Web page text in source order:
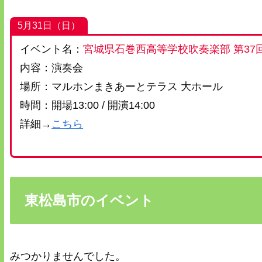
5月31日（日）
イベント名：宮城県石巻西高等学校吹奏楽部 第37
内容：演奏会
場所：マルホンまきあーとテラス 大ホール
時間：開場13:00 / 開演14:00
詳細→ こちら
東松島市のイベント
みつかりませんでした。